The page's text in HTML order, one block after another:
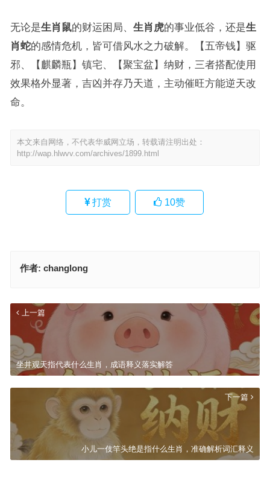
无论是生肖鼠的财运困局、 生肖虎的事业低谷，还是生
肖蛇的感情危机，皆可借风水之力破解。【五帝钱】驱
邪、【麒麟瓶】镇宅、【聚宝盆】纳财，三者搭配使用
效果格外显著，吉凶并存乃天道，主动催旺方能逆天改
命。
本文来自网络，不代表华威网立场，转载请注明出处：
http://wap.hlwvv.com/archives/1899.html
打赏 10赞
作者: changlong
上一篇
坐井观天指代表什么生肖，成语释义落实解答
下一篇
小儿一伎竿头绝是指什么生肖，准确解析词汇释义